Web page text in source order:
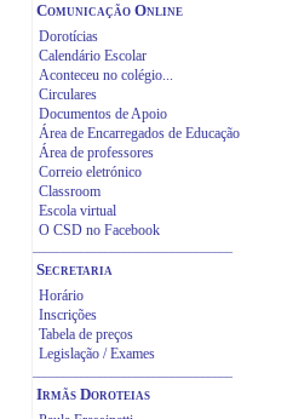
Comunicação Online
Dorotícias
Calendário Escolar
Aconteceu no colégio...
Circulares
Documentos de Apoio
Área de Encarregados de Educação
Área de professores
Correio eletrónico
Classroom
Escola virtual
O CSD no Facebook
Secretaria
Horário
Inscrições
Tabela de preços
Legislação / Exames
Irmãs Doroteias